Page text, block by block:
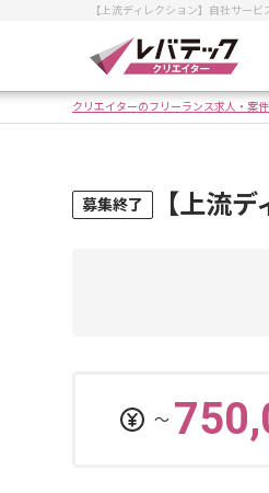
【上流ディレクション】自社サー
クリエイターのフリーランス求人・案
募集終了 【上流
〜